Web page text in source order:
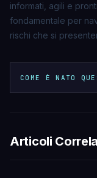
informati, agili e
fondamentale per
rischi che si
COME È NATO
Articoli